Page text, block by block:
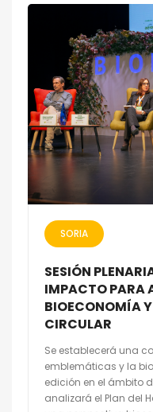
SORIA
SESIÓN
IMPACTO PARA
BIOECONOMÍA
CIRCULAR
Se establecerá una
emblemáticas y la
edición en el ámbito
analizará el Plan del